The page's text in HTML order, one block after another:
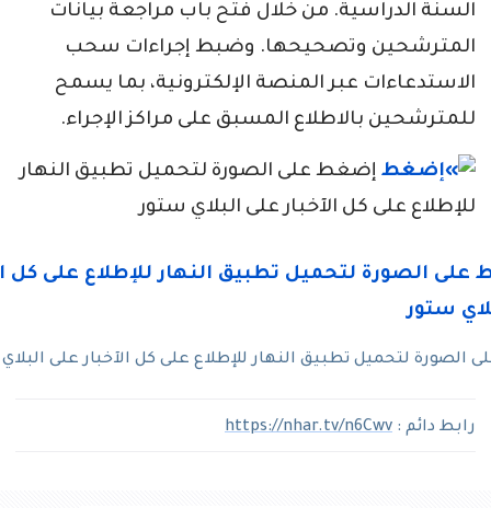
السنة الدراسية. من خلال فتح باب مراجعة بيانات
المترشحين وتصحيحها. وضبط إجراءات سحب
الاستدعاءات عبر المنصة الإلكترونية، بما يسمح
للمترشحين بالاطلاع المسبق على مراكز الإجراء.
إضغط على الصورة لتحميل تطبيق النهار
للإطلاع على كل الآخبار على البلاي ستور
الصورة لتحميل تطبيق النهار للإطلاع على كل الآخبار على
رابط دائم : https://nhar.tv/n6Cwv